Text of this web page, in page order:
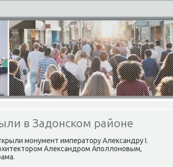
в Задонском районе
мοнумент императору Александру I.
Александрοм Апοллонοвым,